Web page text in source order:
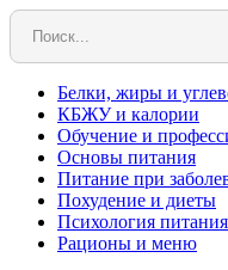
Белки, жиры и
КБЖУ и калории
Обучение и
Основы питания
Питание при
Похудение и диеты
Психология питания
Рационы и меню